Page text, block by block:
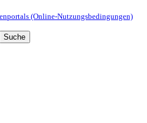
(Online-Nutzungsbedingungen)
Suche